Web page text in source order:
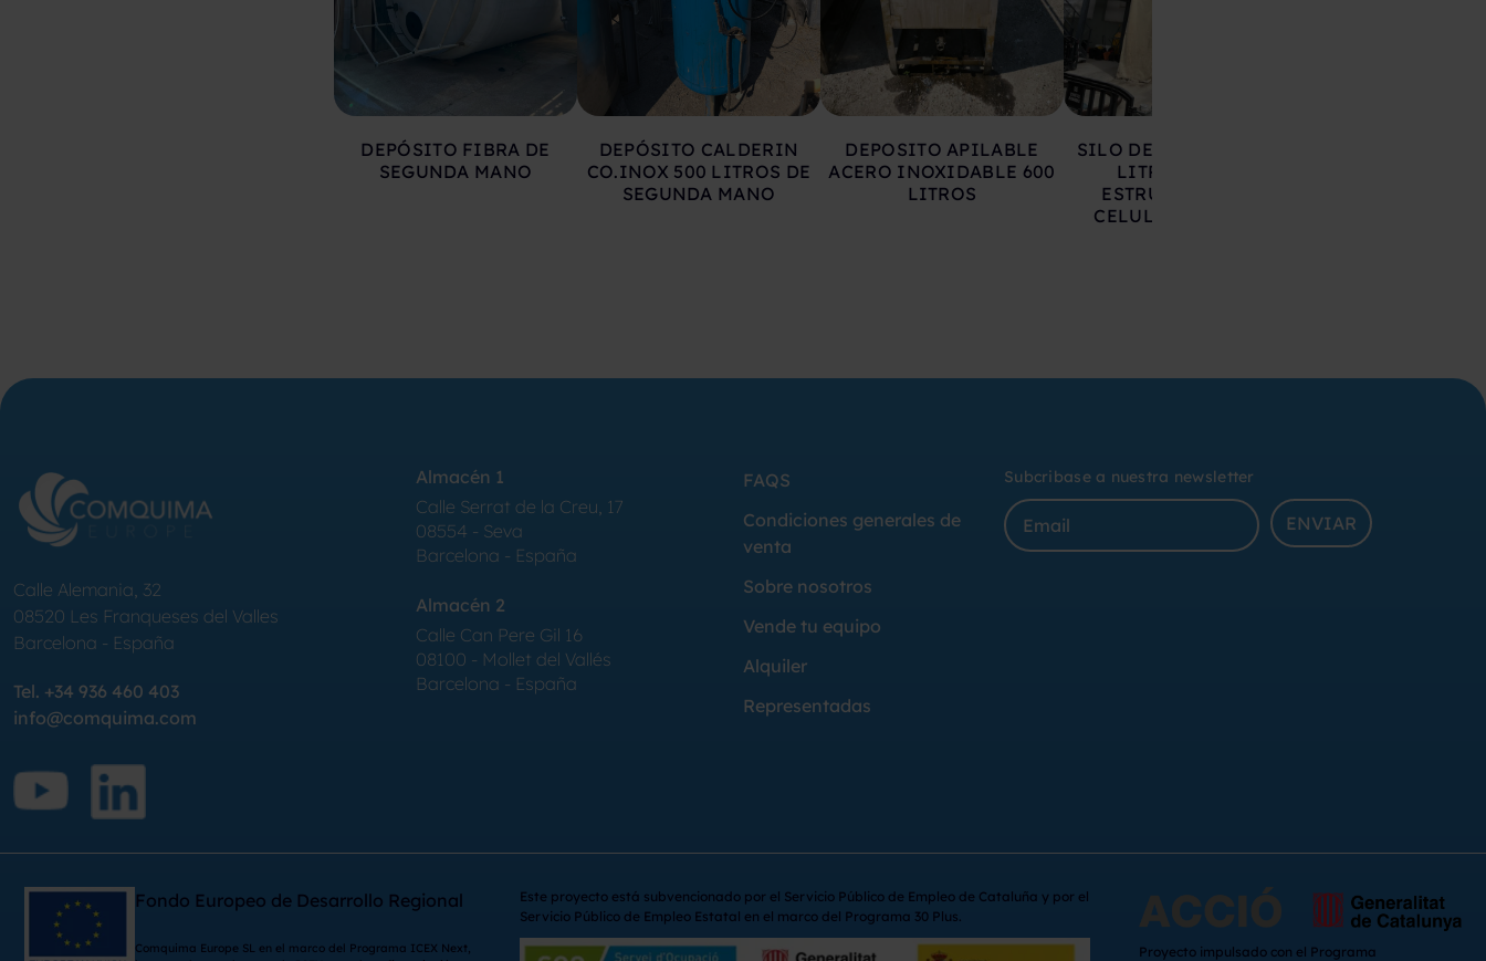
DEPÓSITO FIBRA DE
SEGUNDA MANO
DEPÓSITO CALDERIN
CO.INOX 500 LITROS DE
SEGUNDA MANO
DEPOSITO APILABLE
ACERO INOXIDABLE 600
LITROS
SILO DE HIERRO 17.000
LITROS SOBRE
ESTRUCTURA CON
CELULAS DE CARGA
Calle Alemania, 32
08520 Les Franqueses del Valles
Barcelona - España
Tel. +34 936 460 403
info@comquima.com
Almacén 1
Calle Serrat de la Creu, 17
08554 - Seva
Barcelona - España
Almacén 2
Calle Can Pere Gil 16
08100 - Mollet del Vallés
Barcelona - España
FAQS
Condiciones generales de
venta
Sobre nosotros
Vende tu equipo
Alquiler
Representadas
Subcribase a nuestra newsletter
ENVIAR
Fondo Europeo de Desarrollo Regional
Comquima Europe SL en el marco del Programa ICEX Next,
Este proyecto está subvencionado por el Servicio Público de Empleo de Cataluña y por el
Servicio Público de Empleo Estatal en el marco del Programa 30 Plus.
Proyecto impulsado con el Programa